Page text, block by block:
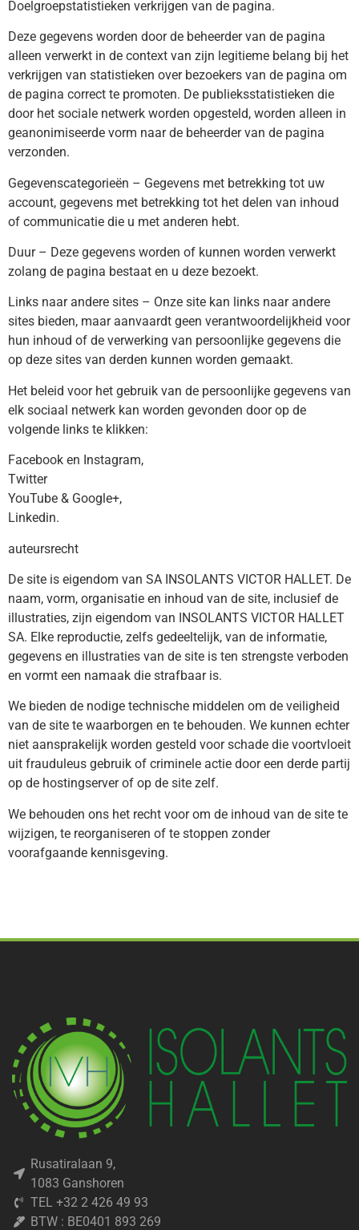
Doelgroepstatistieken verkrijgen van de pagina.
Deze gegevens worden door de beheerder van de pagina
alleen verwerkt in de context van zijn legitieme belang bij het
verkrijgen van statistieken over bezoekers van de pagina om
de pagina correct te promoten. De publieksstatistieken die
door het sociale netwerk worden opgesteld, worden alleen in
geanonimiseerde vorm naar de beheerder van de pagina
verzonden.
Gegevenscategorieën – Gegevens met betrekking tot uw
account, gegevens met betrekking tot het delen van inhoud
of communicatie die u met anderen hebt.
Duur – Deze gegevens worden of kunnen worden verwerkt
zolang de pagina bestaat en u deze bezoekt.
Links naar andere sites – Onze site kan links naar andere
sites bieden, maar aanvaardt geen verantwoordelijkheid voor
hun inhoud of de verwerking van persoonlijke gegevens die
op deze sites van derden kunnen worden gemaakt.
Het beleid voor het gebruik van de persoonlijke gegevens van
elk sociaal netwerk kan worden gevonden door op de
volgende links te klikken:
Facebook en Instagram,
Twitter
YouTube & Google+,
Linkedin.
auteursrecht
De site is eigendom van SA INSOLANTS VICTOR HALLET. De
naam, vorm, organisatie en inhoud van de site, inclusief de
illustraties, zijn eigendom van INSOLANTS VICTOR HALLET
SA. Elke reproductie, zelfs gedeeltelijk, van de informatie,
gegevens en illustraties van de site is ten strengste verboden
en vormt een namaak die strafbaar is.
We bieden de nodige technische middelen om de veiligheid
van de site te waarborgen en te behouden. We kunnen echter
niet aansprakelijk worden gesteld voor schade die voortvloeit
uit frauduleus gebruik of criminele actie door een derde partij
op de hostingserver of op de site zelf.
We behouden ons het recht voor om de inhoud van de site te
wijzigen, te reorganiseren of te stoppen zonder
voorafgaande kennisgeving.
Rusatiralaan 9,
1083 Ganshoren
TEL +32 2 426 49 93
BTW : BE0401 893 269